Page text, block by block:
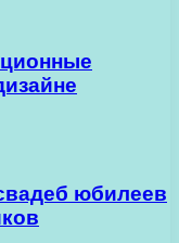
юбилеев